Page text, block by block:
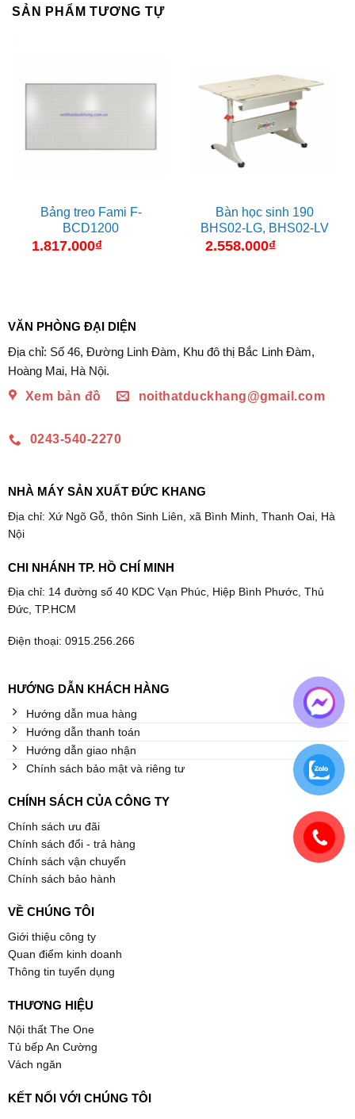
SẢN PHẨM TƯƠNG TỰ
Bảng treo Fami F-
BCD1200
1.817.000₫
Bàn học sinh 190
BHS02-LG, BHS02-LV
2.558.000₫
VĂN PHÒNG ĐẠI DIỆN
Địa chỉ: Số 46, Đường Linh Đàm, Khu đô thị Bắc Linh Đàm,
Hoàng Mai, Hà Nội.
Xem bản đồ
noithatduckhang@gmail.com
0243-540-2270
NHÀ MÁY SẢN XUẤT ĐỨC KHANG
Địa chỉ: Xứ Ngõ Gỗ, thôn Sinh Liên, xã Bình Minh, Thanh Oai, Hà
Nội
CHI NHÁNH TP. HỒ CHÍ MINH
Địa chỉ: 14 đường số 40 KDC Vạn Phúc, Hiệp Bình Phước, Thủ
Đức, TP.HCM
Điện thoại: 0915.256.266
HƯỚNG DẪN KHÁCH HÀNG
Hướng dẫn mua hàng
Hướng dẫn thanh toán
Hướng dẫn giao nhận
Chính sách bảo mật và riêng tư
CHÍNH SÁCH CỦA CÔNG TY
Chính sách ưu đãi
Chính sách đổi - trả hàng
Chính sách vận chuyển
Chính sách bảo hành
VỀ CHÚNG TÔI
Giới thiệu công ty
Quan điểm kinh doanh
Thông tin tuyển dụng
THƯƠNG HIỆU
Nội thất The One
Tủ bếp An Cường
Vách ngăn
KẾT NỐI VỚI CHÚNG TÔI